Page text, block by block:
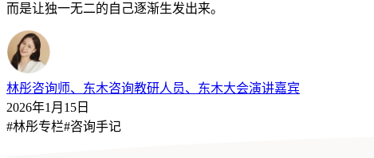
而是让独一无二的自己逐渐生发出来。
林彤咨询师、东木咨询教研人员、东木大会演讲嘉宾
2026年1月15日
#林彤专栏#咨询手记